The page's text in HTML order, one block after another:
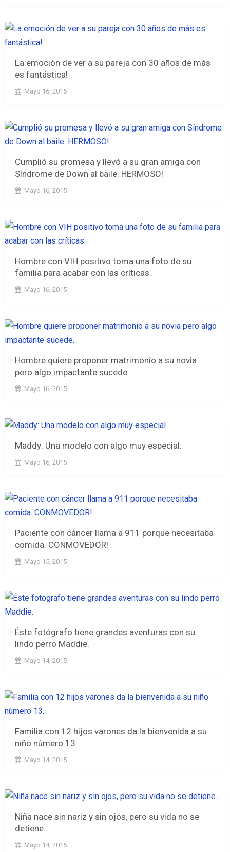
La emoción de ver a su pareja con 30 años de más
es fantástica!
Mayo 16, 2015
Cumplió su promesa y llevó a su gran amiga con
Síndrome de Down al baile. HERMOSO!
Mayo 16, 2015
Hombre con VIH positivo toma una foto de su
familia para acabar con las críticas.
Mayo 16, 2015
Hombre quiere proponer matrimonio a su novia
pero algo impactante sucede.
Mayo 16, 2015
Maddy: Una modelo con algo muy especial.
Mayo 16, 2015
Paciente con cáncer llama a 911 porque necesitaba
comida. CONMOVEDOR!
Mayo 15, 2015
Éste fotógrafo tiene grandes aventuras con su
lindo perro Maddie.
Mayo 14, 2015
Familia con 12 hijos varones da la bienvenida a su
niño número 13.
Mayo 14, 2015
Niña nace sin nariz y sin ojos, pero su vida no se
detiene…
Mayo 14, 2015